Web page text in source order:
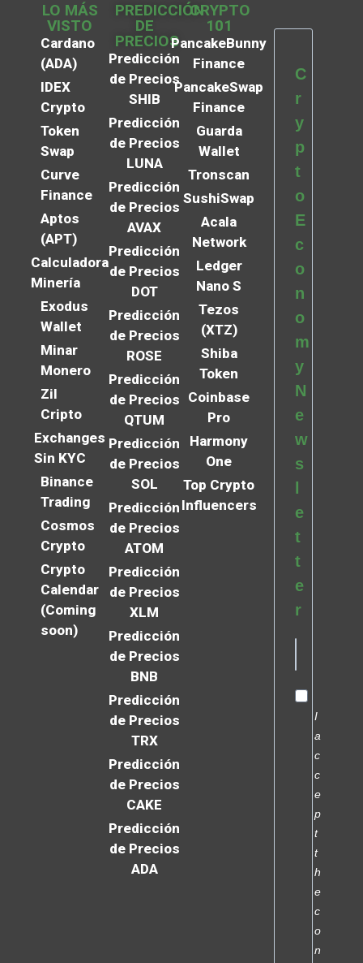
LO MÁS
VISTO
Cardano
(ADA)
IDEX
Crypto
Token
Swap
Curve
Finance
Aptos
(APT)
Calculadora
Minería
Exodus
Wallet
Minar
Monero
Zil
Cripto
Exchanges
Sin KYC
Binance
Trading
Cosmos
Crypto
Crypto
Calendar
(Coming
soon)
PREDICCIÓN
DE
PRECIOS
Predicción
de Precios
SHIB
Predicción
de Precios
LUNA
Predicción
de Precios
AVAX
Predicción
de Precios
DOT
Predicción
de Precios
ROSE
Predicción
de Precios
QTUM
Predicción
de Precios
SOL
Predicción
de Precios
ATOM
Predicción
de Precios
XLM
Predicción
de Precios
BNB
Predicción
de Precios
TRX
Predicción
de Precios
CAKE
Predicción
de Precios
ADA
CRYPTO
101
PancakeBunny
Finance
PancakeSwap
Finance
Guarda
Wallet
Tronscan
SushiSwap
Acala
Network
Ledger
Nano S
Tezos
(XTZ)
Shiba
Token
Coinbase
Pro
Harmony
One
Top Crypto
Influencers
C
r
y
p
t
o
E
c
o
n
o
m
y
N
e
w
s
e
t
t
e
r
I
a
c
c
e
p
t
t
h
e
c
o
n